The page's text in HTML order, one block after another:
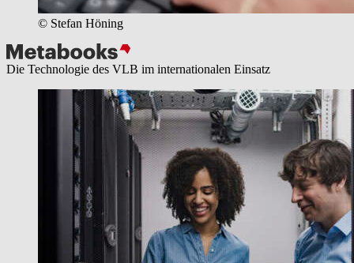
© Stefan Höning
Die Technologie des VLB im internationalen Einsatz